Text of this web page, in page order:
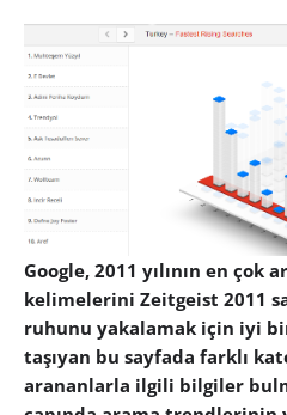
Google, 2011 yılının en çok
kelimelerini Zeitgeist 2011
ruhunu yakalamak için iyi
taşıyan bu sayfada farklı
arananlarla ilgili bilgiler